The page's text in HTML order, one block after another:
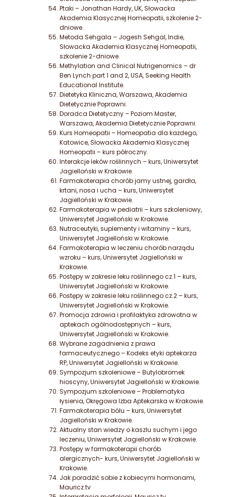
Ptaki – Jonathan Hardy, UK, Słowacka
Akademia Klasycznej Homeopatii, szkolenie 2-
dniowe.
Metoda Sehgala – Jogesh Sehgal, Indie,
Słowacka Akademia Klasycznej Homeopatii,
szkolenie 2-dniowe.
Methylation and Clinical Nutrigenomics – dr
Ben Lynch part 1 and 2, USA, Seeking Health
Educational Institute.
Dietetyka Kliniczna, Warszawa, Akademia
Dietetycznie Poprawni.
Doradca Dietetyczny – Poziom Master,
Warszawa, Akademia Dietetycznie Poprawni.
Kurs Homeopatii – Homeopatia dla każdego,
Katowice, Słowacka Akademia Klasycznej
Homeopatii – kurs półroczny.
Interakcje leków roślinnych – kurs, Uniwersytet
Jagielloński w Krakowie.
Farmakoterapia chorób jamy ustnej, gardła,
krtani, nosa i ucha – kurs, Uniwersytet
Jagielloński w Krakowie.
Farmakoterapia w pediatrii – kurs szkoleniowy,
Uniwersytet Jagielloński w Krakowie.
Nutraceutyki, suplementy i witaminy – kurs,
Uniwersytet Jagielloński w Krakowie.
Farmakoterapia w leczeniu chorób narządu
wzroku – kurs, Uniwersytet Jagielloński w
Krakowie.
Postępy w zakresie leku roślinnego cz.1 – kurs,
Uniwersytet Jagielloński w Krakowie.
Postępy w zakresie leku roślinnego cz.2 – kurs,
Uniwersytet Jagielloński w Krakowie.
Promocja zdrowia i profilaktyka zdrowotna w
aptekach ogólnodostępnych – kurs,
Uniwersytet Jagielloński w Krakowie.
Wybrane zagadnienia z prawa
farmaceutycznego – Kodeks etyki aptekarza
RP, Uniwersytet Jagielloński w Krakowie.
Sympozjum szkoleniowe – Butylobromek
hioscyny, Uniwersytet Jagielloński w Krakowie.
Sympozjum szkoleniowe – Problematyka
łysienia, Okręgowa Izba Aptekarska w Krakowie.
Farmakoterapia bólu – kurs, Uniwersytet
Jagielloński w Krakowie.
Aktualny stan wiedzy o kaszlu suchym i jego
leczeniu, Uniwersytet Jagielloński w Krakowie.
Postępy w farmakoterapii chorób
alergicznych- kurs, Uniwersytet Jagielloński w
Krakowie.
Jak poradzić sobie z kobiecymi hormonami,
Mauricz.tv